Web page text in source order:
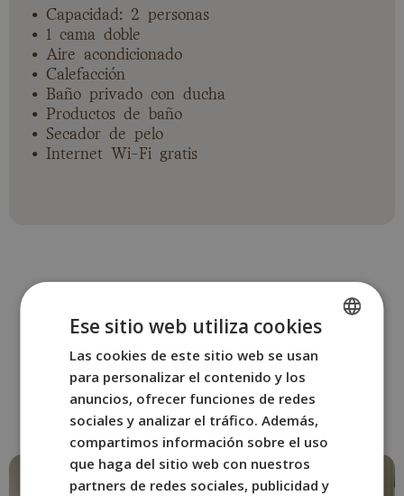
• Capacidad: 2 personas
• 1 cama doble
• Aire acondicionado
• Calefacción
• Baño privado con ducha
• Productos de baño
• Secador de pelo
• Internet Wi-Fi gratis
OTRAS HABITACIONES
Reserva la habitación de
BYPILLOW Cluc Begur
que mejor se adapte a ti.
SPANISH
FRENCH
ITALIAN
Ese sitio web utiliza cookies
Las cookies de este sitio web se usan
para personalizar el contenido y los
anuncios, ofrecer funciones de redes
sociales y analizar el tráfico. Además,
compartimos información sobre el uso
que haga del sitio web con nuestros
partners de redes sociales, publicidad y